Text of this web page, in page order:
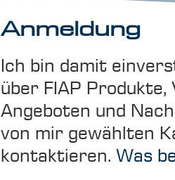
Anmeldung
Ich bin damit
über FIAP
Angeboten und
von mir gewählten
kontaktieren. Was